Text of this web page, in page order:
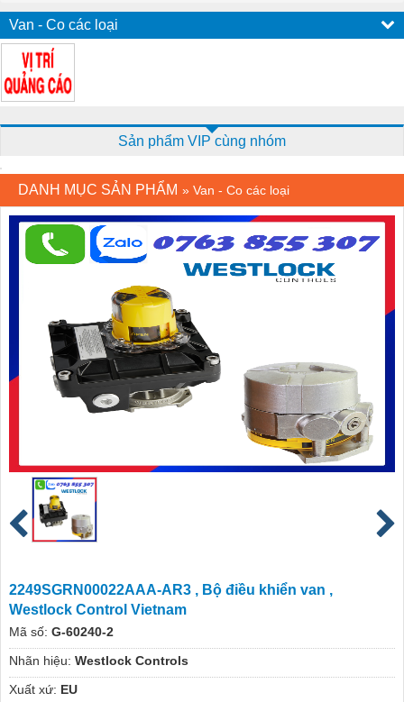
Van - Co các loại
Sản phẩm VIP cùng nhóm
DANH MỤC SẢN PHẨM » Van - Co các loại
2249SGRN00022AAA-AR3 , Bộ điều khiển van ,
Westlock Control Vietnam
Mã số: G-60240-2
Nhãn hiệu: Westlock Controls
Xuất xứ: EU